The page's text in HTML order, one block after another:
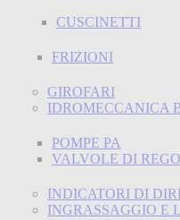
CUSCINETTI
FRIZIONI
GIROFARI
IDROMECCANICA
POMPE PA
VALVOLE DI
INDICATORI DI
INGRASSAGGIO E